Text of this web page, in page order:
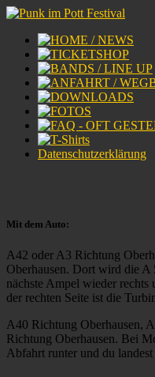
Datenschutzerklärung
Mit dem Auto:
A42 oder A3 Richtung
Oberhausen. Dort wird die
nächste Ampel wieder
der rechten Seite ist die
A40 Richtung Oberhausen,
Richtung Oberhausen. Bei
Abfahrt runter und du